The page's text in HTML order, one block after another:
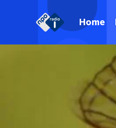
Home